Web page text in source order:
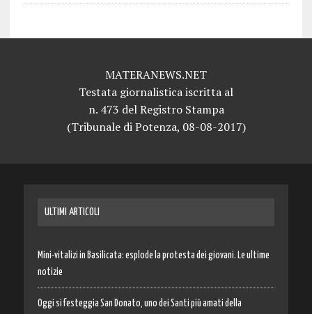
MATERANEWS.NET
Testata giornalistica iscritta al
n. 473 del Registro Stampa
(Tribunale di Potenza, 08-08-2017)
ULTIMI ARTICOLI
Mini-vitalizi in Basilicata: esplode la protesta dei giovani. Le ultime
notizie
Oggi si festeggia San Donato, uno dei Santi più amati della